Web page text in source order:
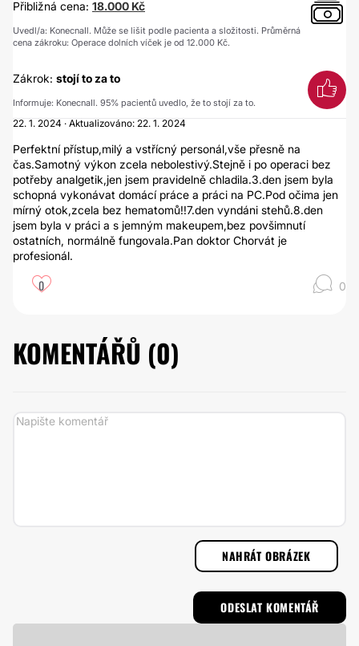
Přibližná cena: 18.000 Kč
Uvedl/a: KonecnaIl. Může se lišit podle pacienta a složitosti. Průměrná
cena zákroku: Operace dolních víček je od 12.000 Kč.
Zákrok: stojí to za to
Informuje: KonecnaIl. 95% pacientů uvedlo, že to stojí za to.
22. 1. 2024 · Aktualizováno: 22. 1. 2024
Perfektní přístup,milý a vstřícný personál,vše přesně na
čas.Samotný výkon zcela nebolestivý.Stejně i po operaci bez
potřeby analgetik,jen jsem pravidelně chladila.3.den jsem byla
schopná vykonávat domácí práce a práci na PC.Pod očima jen
mírný otok,zcela bez hematomů!!7.den vyndáni stehů.8.den
jsem byla v práci a s jemným makeupem,bez povšimnutí
ostatních, normálně fungovala.Pan doktor Chorvát je
profesionál.
0 0
KOMENTÁŘŮ (0)
NAHRÁT OBRÁZEK